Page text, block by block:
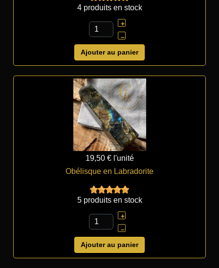
4 produits en stock
+
–
Ajouter au panier
19,50 € l'unité
Obélisque en Labradorite
5 produits en stock
+
–
Ajouter au panier